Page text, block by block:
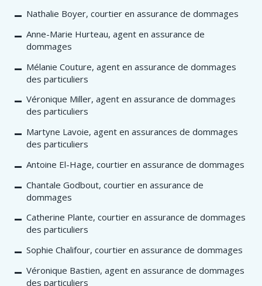
Nathalie Boyer, courtier en assurance de dommages
Anne-Marie Hurteau, agent en assurance de
dommages
Mélanie Couture, agent en assurance de dommages
des particuliers
Véronique Miller, agent en assurance de dommages
des particuliers
Martyne Lavoie, agent en assurances de dommages
des particuliers
Antoine El-Hage, courtier en assurance de dommages
Chantale Godbout, courtier en assurance de
dommages
Catherine Plante, courtier en assurance de dommages
des particuliers
Sophie Chalifour, courtier en assurance de dommages
Véronique Bastien, agent en assurance de dommages
des particuliers